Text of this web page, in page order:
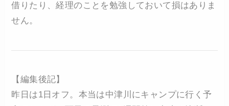
借りたり、経理のことを勉強しておいて損はありま
せん。
【編集後記】
昨日は1日オフ。本当は中津川にキャンプに行く予